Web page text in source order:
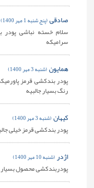
صادقی(پنج شنبه 1 مهر 1400)
سلام خسته نباشی پودر
سرامیکه
همایون(شنبه 3 مهر 1400)
پودر بندکشی قرمز
رنگ بسیار جالبیه
کیهان(شنبه 3 مهر 1400)
پودر بندکشی قرمز خیلی
اژدر(شنبه 10 مهر 1400)
پودربندکشی محصول